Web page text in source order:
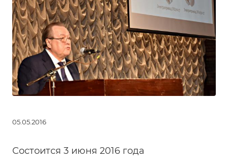
05.05.2016
Состоится 3 июня 2016 года